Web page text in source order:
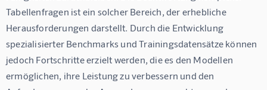
Tabellenfragen ist ein solcher Bereich, der erhebliche
Herausforderungen darstellt. Durch die Entwicklung
spezialisierter Benchmarks und Trainingsdatensätze können
jedoch Fortschritte erzielt werden, die es den Modellen
ermöglichen, ihre Leistung zu verbessern und den